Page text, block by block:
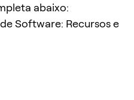
abaixo:
Software: Recursos e